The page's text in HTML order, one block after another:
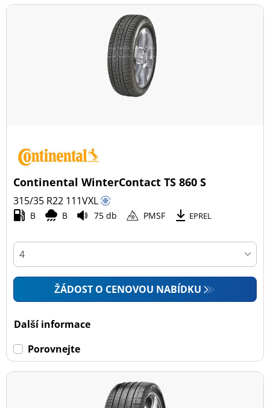
Continental WinterContact TS 860 S
315/35 R22 111VXL
B B 75 db PMSF EPREL
ŽÁDOST O CENOVOU NABÍDKU
Další informace
Porovnejte